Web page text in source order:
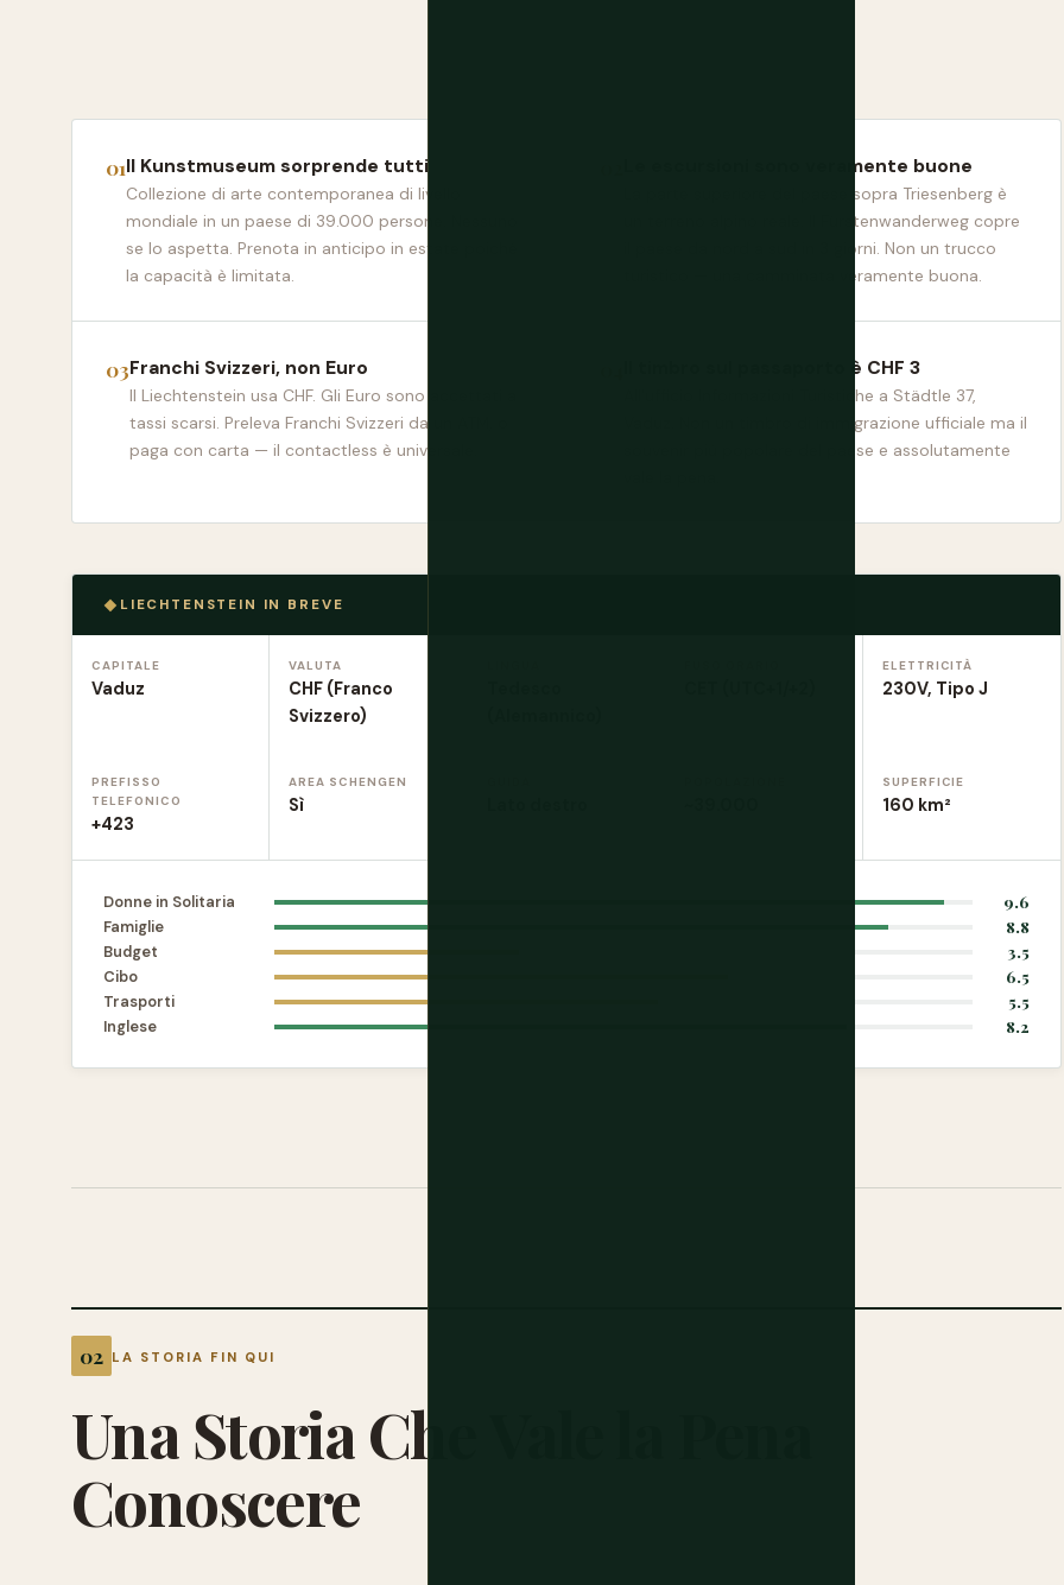
Il Kunstmuseum sorprende tutti
Collezione di arte contemporanea di livello
mondiale in un paese di 39.000 persone. Nessuno
se lo aspetta. Prenota in anticipo in estate poiché
la capacità è limitata.
Le escursioni sono veramente buone
La parte superiore del paese sopra Triesenberg è
un terreno alpino reale. Il Fürstenwanderweg copre
il paese da nord a sud in 3 giorni. Non un trucco
turistico — una camminata veramente buona.
Franchi Svizzeri, non Euro
Il Liechtenstein usa CHF. Gli Euro sono accettati a
tassi scarsi. Preleva Franchi Svizzeri da un ATM, o
paga con carta — il contactless è universale.
Il timbro sul passaporto è CHF 3
All'ufficio Informazioni Turistiche a Städtle 37,
Vaduz. Non un timbro di immigrazione ufficiale ma il
souvenir più popolare del paese e assolutamente
LIECHTENSTEIN IN BREVE
CAPITALE
Vaduz
VALUTA
CHF (Franco
Svizzero)
ELETTRICITÀ
230V, Tipo J
PREFISSO
TELEFONICO
+423
AREA SCHENGEN
Sì
SUPERFICIE
160 km²
Donne in Solitaria
9.6
Famiglie
8.8
Budget
3.5
Cibo
6.5
Trasporti
5.5
Inglese
8.2
LA STORIA FIN QUI
UnaStoriaChe
Conoscere